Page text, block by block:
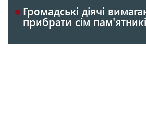
Громадські діячі
прибрати сім